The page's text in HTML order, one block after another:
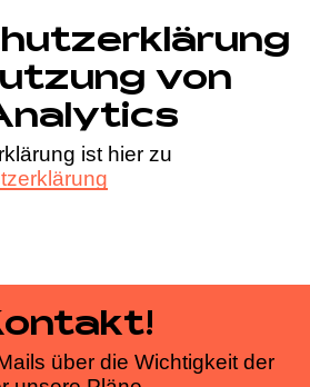
von
ist hier zu
über die Wichtigkeit der